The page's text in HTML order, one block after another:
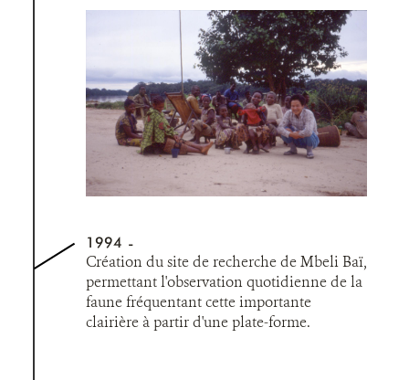
1994
Création du site de recherche de Mbeli Baï,
permettant l'observation quotidienne de la
faune fréquentant cette importante
clairière à partir d'une plate-forme.